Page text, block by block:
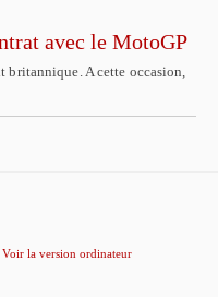
avec le MotoGP
britannique. A cette occasion,
Voir la version ordinateur